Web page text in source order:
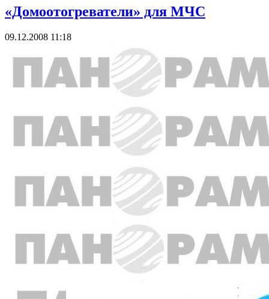
«Домоотогреватели» для МЧС
09.12.2008 11:18